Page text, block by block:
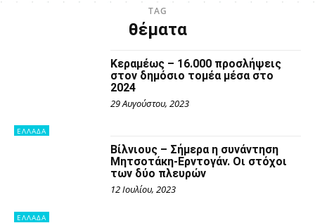
TAG
θέματα
ΕΛΛΑΔΑ
Κεραμέως – 16.000 προσλήψεις
στον δημόσιο τομέα μέσα στο
2024
29 Αυγούστου, 2023
ΕΛΛΑΔΑ
Βίλνιους – Σήμερα η συνάντηση
Μητσοτάκη-Ερντογάν. Οι στόχοι
των δύο πλευρών
12 Ιουλίου, 2023